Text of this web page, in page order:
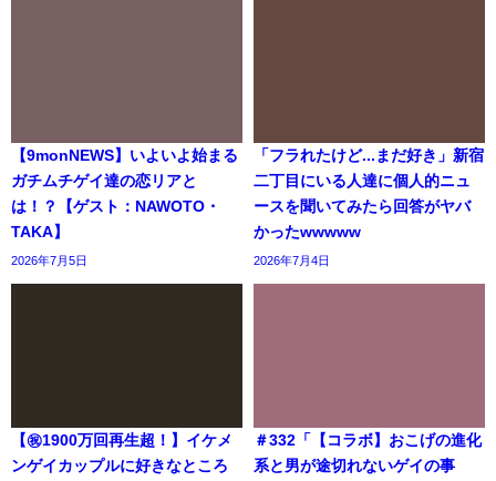
【9monNEWS】いよいよ始まる
ガチムチゲイ達の恋リアと
は！？【ゲスト：NAWOTO・
TAKA】
2026年7月5日
「フラれたけど...まだ好き」新宿
二丁目にいる人達に個人的ニュ
ースを聞いてみたら回答がヤバ
かったwwwww
2026年7月4日
【㊗️1900万回再生超！】イケメ
ンゲイカップルに好きなところ
＃332「【コラボ】おこげの進化
系と男が途切れないゲイの事